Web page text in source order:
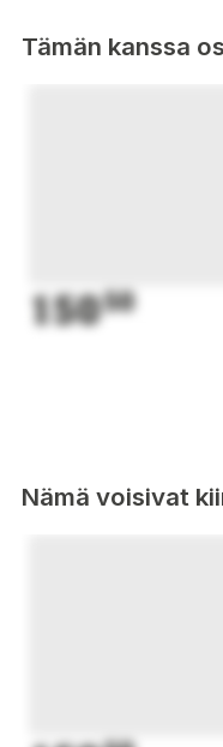
Tämän kanssa
15050
Nämä voisivat